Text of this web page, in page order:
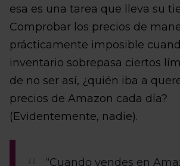
esa es una tarea que lleva su
Comprobar los precios de
prácticamente imposible
inventario sobrepasa ciertos
de no ser así, ¿quién iba a
precios de Amazon cada día?
(Evidentemente, nadie).
“Cuando vendes en